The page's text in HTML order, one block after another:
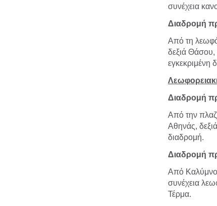
συνέχεια
Διαδρομή
Από τη
δεξιά Θάσου,
εγκεκριμένη
Διαδρομή
Από την
Αθηνάς,
διαδρομή.
Διαδρομή
Από
συνέχεια
Τέρμα.